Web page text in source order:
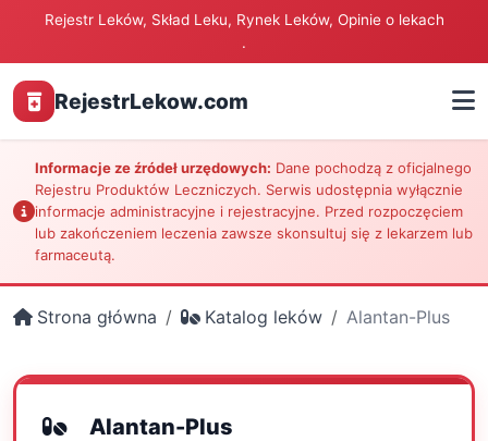
Rejestr Leków, Skład Leku, Rynek Leków, Opinie o lekach
.
RejestrLekow.com
Informacje ze źródeł urzędowych: Dane pochodzą z oficjalnego
Rejestru Produktów Leczniczych. Serwis udostępnia wyłącznie
informacje administracyjne i rejestracyjne. Przed rozpoczęciem
lub zakończeniem leczenia zawsze skonsultuj się z lekarzem lub
farmaceutą.
Strona główna Katalog leków Alantan-Plus
Alantan-Plus